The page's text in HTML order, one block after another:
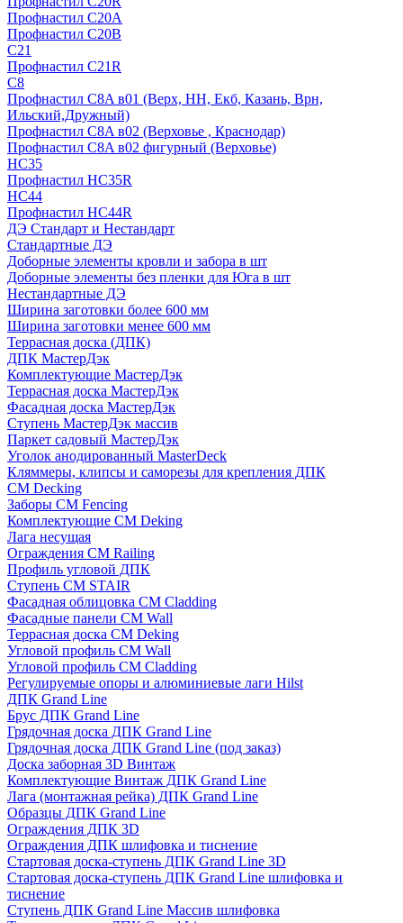
Профнастил С20А
Профнастил С20В
C21
Профнастил С21R
C8
Профнастил С8A в01 (Верх, НН, Екб, Казань, Врн,
Ильский,Дружный)
Профнастил С8A в02 (Верховье , Краснодар)
Профнастил С8A в02 фигурный (Верховье)
HС35
Профнастил HC35R
НС44
Профнастил НС44R
ДЭ Стандарт и Нестандарт
Стандартные ДЭ
Доборные элементы кровли и забора в шт
Доборные элементы без пленки для Юга в шт
Нестандартные ДЭ
Ширина заготовки более 600 мм
Ширина заготовки менее 600 мм
Террасная доска (ДПК)
ДПК МастерДэк
Комплектующие МастерДэк
Террасная доска МастерДэк
Фасадная доска МастерДэк
Ступень МастерДэк массив
Паркет садовый МастерДэк
Уголок анодированный MasterDeck
Кляммеры, клипсы и саморезы для крепления ДПК
CM Decking
Заборы CM Fencing
Комплектующие CM Deking
Лага несущая
Ограждения CM Railing
Профиль угловой ДПК
Ступень CM STAIR
Фасадная облицовка CM Cladding
Фасадные панели CM Wall
Террасная доска CM Deking
Угловой профиль CM Wall
Угловой профиль CM Cladding
Регулируемые опоры и алюминиевые лаги Hilst
ДПК Grand Line
Брус ДПК Grand Line
Грядочная доска ДПК Grand Line
Грядочная доска ДПК Grand Line (под заказ)
Доска заборная 3D Винтаж
Комплектующие Винтаж ДПК Grand Line
Лага (монтажная рейка) ДПК Grand Line
Образцы ДПК Grand Line
Ограждения ДПК 3D
Ограждения ДПК шлифовка и тиснение
Стартовая доска-ступень ДПК Grand Line 3D
Стартовая доска-ступень ДПК Grand Line шлифовка и
тиснение
Ступень ДПК Grand Line Массив шлифовка